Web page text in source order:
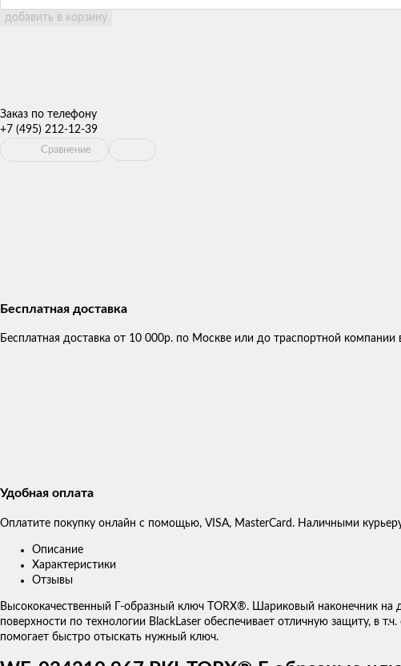
добавить в корзину
Заказ по телефону
+7 (495) 212-12-39
Сравнение
Бесплатная доставка
Бесплатная доставка от 10 000р. по Москве или до траспортной
Удобная оплата
Оплатите покупку онлайн с помощью, VISA, MasterCard. Наличными
Описание
Характеристики
Отзывы
Высококачественный Г-образный ключ TORX®. Шариковый наконечник
поверхности по технологии BlackLaser обеспечивает отличную защиту, в
помогает быстро отыскать нужный ключ.